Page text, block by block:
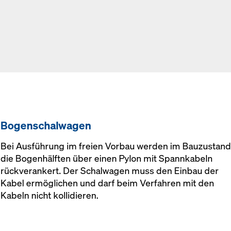
Bogenschalwagen
Bei Ausführung im freien Vorbau werden im Bauzustand
die Bogenhälften über einen Pylon mit Spannkabeln
rückverankert. Der Schalwagen muss den Einbau der
Kabel ermöglichen und darf beim Verfahren mit den
Kabeln nicht kollidieren.